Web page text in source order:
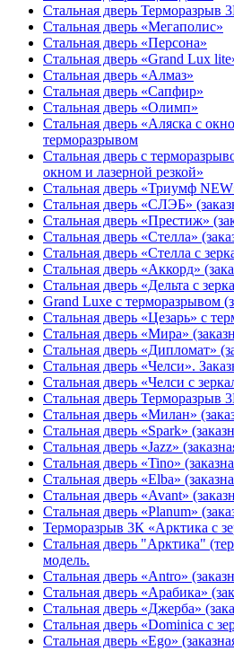
Стальная дверь Терморазрыв
Стальная дверь «Мегаполис»
Стальная дверь «Персона»
Стальная дверь «Grand Lux
Стальная дверь «Алмаз»
Стальная дверь «Сапфир»
Стальная дверь «Олимп»
Стальная дверь «Аляска с
терморазрывом
Стальная дверь с
окном и лазерной резкой»
Стальная дверь «Триумф
Стальная дверь «СЛЭБ»
Стальная дверь «Престиж»
Стальная дверь «Стелла»
Стальная дверь «Стелла с
Стальная дверь «Аккорд»
Стальная дверь «Дельта с
Grand Luxe с терморазрывом
Стальная дверь «Цезарь» с
Стальная дверь «Мира»
Стальная дверь «Дипломат»
Стальная дверь «Челси».
Стальная дверь «Челси с
Стальная дверь Терморазрыв
Стальная дверь «Милан»
Стальная дверь «Spark»
Стальная дверь «Jazz»
Стальная дверь «Tino»
Стальная дверь «Elba»
Стальная дверь «Avant»
Стальная дверь «Planum»
Терморазрыв 3К «Арктика с
Стальная дверь "Арктика"
модель.
Стальная дверь «Antro»
Стальная дверь «Арабика»
Стальная дверь «Джерба»
Стальная дверь «Dominica с
Стальная дверь «Ego»